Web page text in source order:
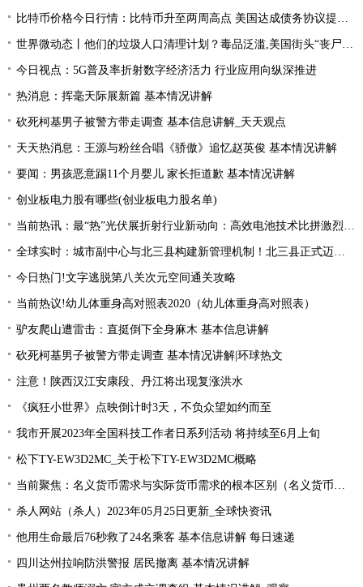
比特币价格今日行情：比特币升至两周高点 美国达成债务协议提振风险偏好
世界微动态丨他们的垃圾人口清理计划？毒品泛滥,美国街头“丧尸”遍地 白宫:新兴威胁
今日视点：5G普及率折射数字经济活力 行业应用向纵深推进
热消息：挥毫天际展新篇 基本情况讲解
砍死柯基男子被警方带走调查 基本信息讲解_天天观点
天天热消息：王源与粉丝合唱《骄傲》追忆赵英俊 基本情况讲解
要闻：男孩恶意踢11个月婴儿 家长拒道歉 基本情况讲解
创业板电力股有哪些(创业板电力股名单)
当前热讯：最“热”光伏展折射行业新动向：高效电池技术比拼激烈 光伏厂商掘金第二赛道
全球实时：城市副中心与北三县构建新管理机制！北三县正式迈入“北京管理”时代！
今日热门!文字逃脱第八关次元空间通关攻略
当前热议!幼儿体重身高对照表2020（幼儿体重身高对照表）
驴友爬山遭雷击：直挺倒下全身麻木 基本信息讲解
砍死柯基男子被警方带走调查 基本情况讲解|环球热文
注意！陕西汉江安康段、丹江将出现复涨洪水
《疯狂小世界》点映倒计时3天，不负众望如约而至
我市开展2023年全国科技工作者日系列活动 将持续至6月上旬
松下TY-EW3D2MC_关于松下TY-EW3D2MC概略
当前聚焦：名义货币需求与实际货币需求的根本区别（名义货币需求与实际货币需求）
杀人网站（杀人）2023年05月25日更新_全球快资讯
他用生命最后76秒救了24名乘客 基本信息讲解 每日速递
四川达州拉响防洪警报 居民撤离 基本情况讲解